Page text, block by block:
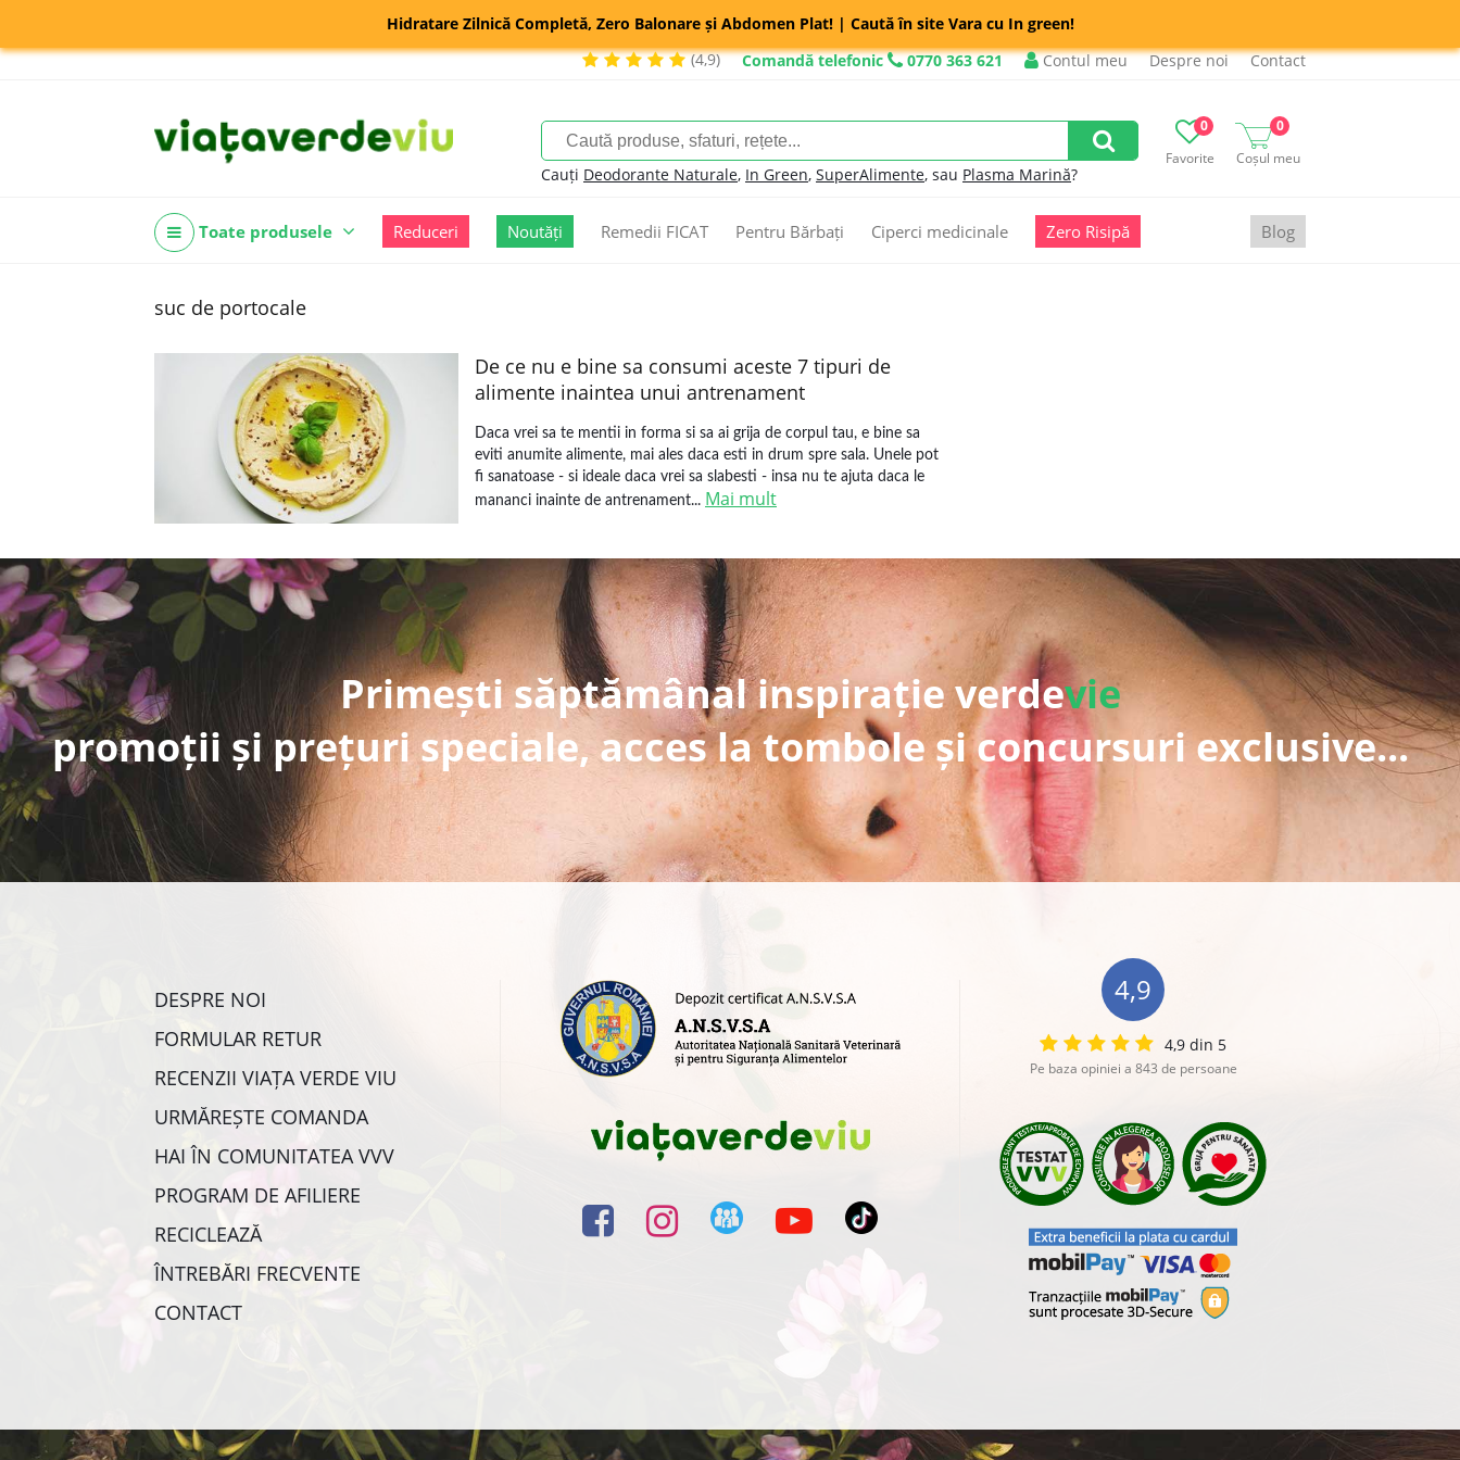
Hidratare Zilnică Completă, Zero Balonare și Abdomen Plat! | Caută în site Vara cu In green!
(4,9)
Comandă telefonic 0770 363 621 Contul meu Despre noi Contact
Favorite
0
Coșul meu
0
Cauți Deodorante Naturale, In Green, SuperAlimente, sau Plasma Marină?
Toate produsele Reduceri Noutăți Remedii FICAT Pentru Bărbați Ciperci medicinale Zero Risipă Blog
suc de portocale
De ce nu e bine sa consumi aceste 7 tipuri de
alimente inaintea unui antrenament
Daca vrei sa te mentii in forma si sa ai grija de corpul tau, e bine sa
eviti anumite alimente, mai ales daca esti in drum spre sala. Unele pot
fi sanatoase - si ideale daca vrei sa slabesti - insa nu te ajuta daca le
mananci inainte de antrenament... Mai mult
Primești săptămânal inspirație verdevie
promoții și prețuri speciale, acces la tombole și concursuri exclusive...
DESPRE NOI
FORMULAR RETUR
RECENZII VIAȚA VERDE VIU
URMĂREȘTE COMANDA
HAI ÎN COMUNITATEA VVV
PROGRAM DE AFILIERE
RECICLEAZĂ
ÎNTREBĂRI FRECVENTE
CONTACT
4,9
4,9 din 5
Pe baza opiniei a 843 de persoane